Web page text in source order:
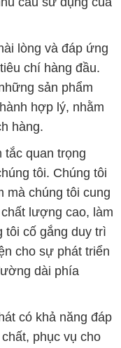
lòng và đáp ứng
chí hàng đầu.
sản phẩm
hợp lý, nhằm
hàng.
tắc quan trọng
tôi. Chúng tôi
mà chúng tôi cung
lượng cao, làm
tôi cố gắng duy trì
cho sự phát triển
dài phía
có khả năng đáp
phục vụ cho